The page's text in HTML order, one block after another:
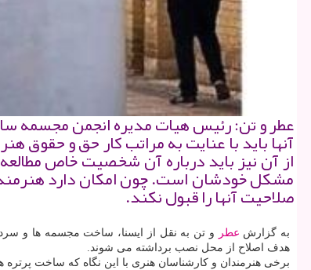
عطر و تن: رئیس هیات مدیره انجمن مجسمه
آنها باید با عنایت به مراتب كار حق و حقوق
از آن نیز باید درباره آن شخصیت خاص
مشكل خودشان است. چون امكان دارد هنرمند
صلاحیت آنها را قبول نكند.
به گزارش عطر
و تن به نقل از ایسنا، ساخت مجسمه ها و
هدف اصلاح از محل نصب برداشته می شوند.
برخی هنرمندان و كارشناسان هنری با این نگاه كه ساخت